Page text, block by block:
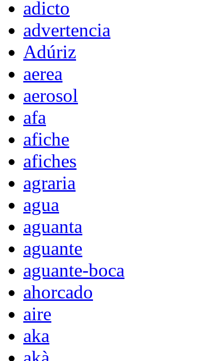
adicto
advertencia
Adúriz
aerea
aerosol
afa
afiche
afiches
agraria
agua
aguanta
aguante
aguante-boca
ahorcado
aire
aka